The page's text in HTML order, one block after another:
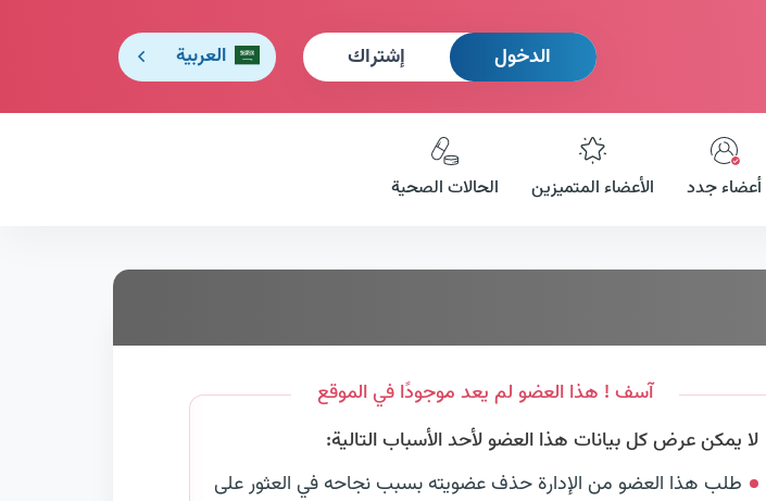
الدخول إشتراك العربية
أعضاء جدد الأعضاء المتميزين الحالات الصحية
آسف ! هذا العضو لم يعد موجودًا في الموقع
لا يمكن عرض كل بيانات هذا العضو لأحد الأسباب التالية:
طلب هذا العضو من الإدارة حذف عضويته بسبب نجاحه في العثور على